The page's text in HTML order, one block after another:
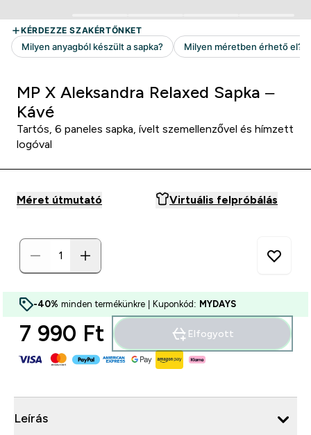
MP X Aleksandra Relaxed Sapka –
Kávé
Tartós, 6 paneles sapka, ívelt szemellenzővel és hímzett
logóval
Méret útmutató Virtuális felpróbálás
-40% minden termékünkre | Kuponkód: MYDAYS
7 990 Ft‎ Elfogyott
Leírás